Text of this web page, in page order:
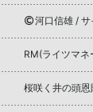
河口信雄 / サ
RM(ライツマネ
桜咲く井の頭恩